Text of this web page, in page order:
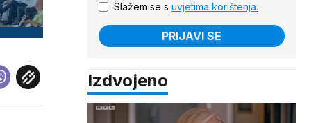
Slažem se s uvjetima korištenja.
PRIJAVI SE
Izdvojeno